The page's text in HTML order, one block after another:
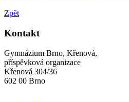
Zpět
Kontakt
Gymnázium Brno, Křenová,
příspěvková organizace
Křenová 304/36
602 00 Brno